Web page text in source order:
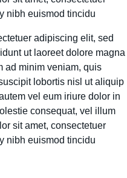
nibh euismod tincidu
adipiscing elit, sed
ut laoreet dolore magna
ad minim veniam, quis
lobortis nisl ut aliquip
vel eum iriure dolor in
consequat, vel illum
sit amet, consectetuer
nibh euismod tincidu